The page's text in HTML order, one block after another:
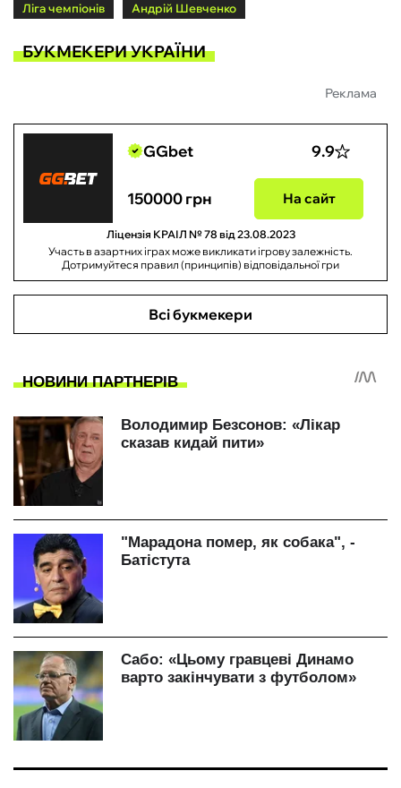
Ліга чемпіонів Андрій Шевченко
БУКМЕКЕРИ УКРАЇНИ
Реклама
GGbet 9.9
150000 грн На сайт
Ліцензія КРАІЛ № 78 від 23.08.2023
Участь в азартних іграх може викликати ігрову залежність.
Дотримуйтеся правил (принципів) відповідальної гри
Всі букмекери